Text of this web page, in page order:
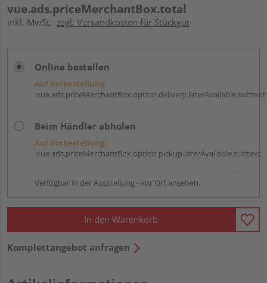
vue.ads.priceMerchantBox.total
inkl. MwSt. zzgl. Versandkosten für Stückgut
Online bestellen
Auf Vorbestellung:
vue.ads.priceMerchantBox.option.delivery.laterAvailable.subtext
Beim Händler abholen
Auf Vorbestellung:
vue.ads.priceMerchantBox.option.pickup.laterAvailable.subtext
Verfügbar in der Ausstellung - vor Ort ansehen.
In den Warenkorb
Komplettangebot anfragen